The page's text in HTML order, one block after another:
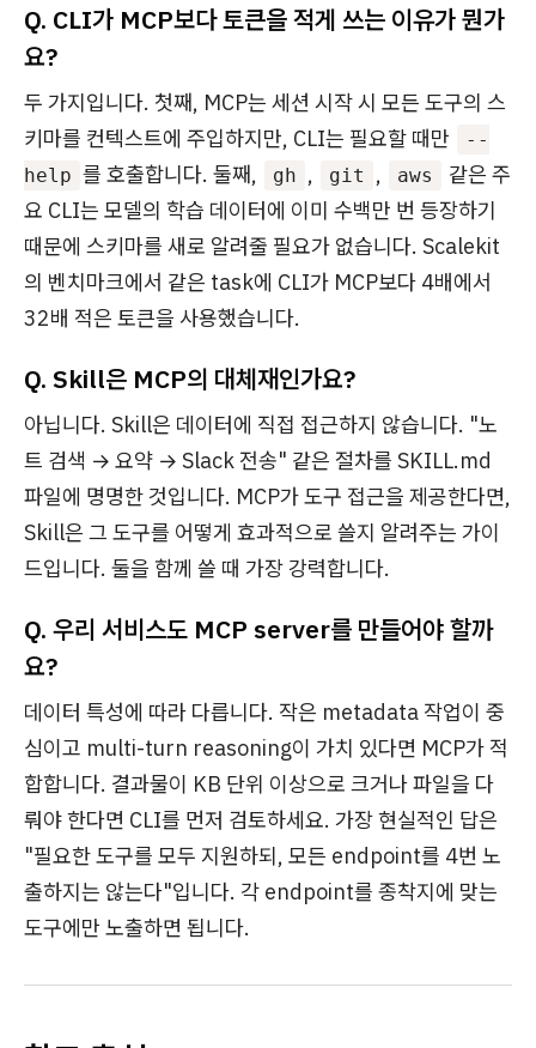
Q. CLI가 MCP보다 토큰을 적게 쓰는 이유가 뭔가
요?
두 가지입니다. 첫째, MCP는 세션 시작 시 모든 도구의 스
키마를 컨텍스트에 주입하지만, CLI는 필요할 때만
--
help 를 호출합니다. 둘째, gh , git , aws
같은 주
요 CLI는 모델의 학습 데이터에 이미 수백만 번 등장하기
때문에 스키마를 새로 알려줄 필요가 없습니다. Scalekit
의 벤치마크에서 같은 task에 CLI가 MCP보다 4배에서
32배 적은 토큰을 사용했습니다.
Q. Skill은 MCP의 대체재인가요?
아닙니다. Skill은 데이터에 직접 접근하지 않습니다. "노
트 검색 → 요약 → Slack 전송" 같은 절차를 SKILL.md
파일에 명명한 것입니다. MCP가 도구 접근을 제공한다면,
Skill은 그 도구를 어떻게 효과적으로 쓸지 알려주는 가이
드입니다. 둘을 함께 쓸 때 가장 강력합니다.
Q. 우리 서비스도 MCP server를 만들어야 할까
요?
데이터 특성에 따라 다릅니다. 작은 metadata 작업이 중
심이고 multi-turn reasoning이 가치 있다면 MCP가 적
합합니다. 결과물이 KB 단위 이상으로 크거나 파일을 다
뤄야 한다면 CLI를 먼저 검토하세요. 가장 현실적인 답은
"필요한 도구를 모두 지원하되, 모든 endpoint를 4번 노
출하지는 않는다"입니다. 각 endpoint를 종착지에 맞는
도구에만 노출하면 됩니다.